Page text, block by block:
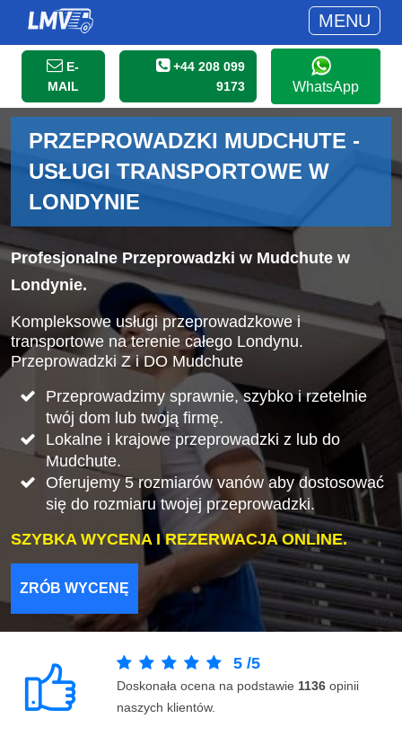
MENU
E-
MAIL
+44 208 099
9173
WhatsApp
PRZEPROWADZKI MUDCHUTE -
USŁUGI TRANSPORTOWE W
LONDYNIE
Profesjonalne Przeprowadzki w Mudchute w
Londynie.
Kompleksowe usługi przeprowadzkowe i
transportowe na terenie całego Londynu.
Przeprowadzki Z i DO Mudchute
Przeprowadzimy sprawnie, szybko i rzetelnie
twój dom lub twoją firmę.
Lokalne i krajowe przeprowadzki z lub do
Mudchute.
Oferujemy 5 rozmiarów vanów aby dostosować
się do rozmiaru twojej przeprowadzki.
SZYBKA WYCENA I REZERWACJA ONLINE.
ZRÓB WYCENĘ
5 /5
Doskonała ocena na podstawie 1136 opinii
naszych klientów.